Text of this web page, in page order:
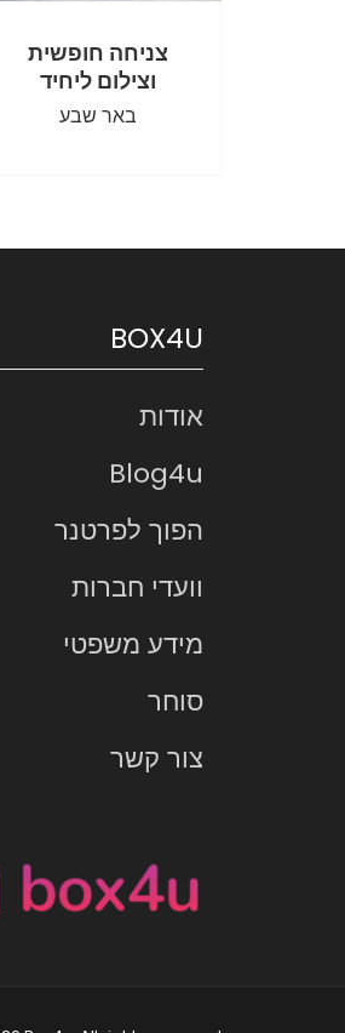
צניחה חופשית
וצילום ליחיד
באר שבע
BOX4U
אודות
Blog4u
הפוך לפרטנר
וועדי חברות
מידע משפטי
סוחר
צור קשר